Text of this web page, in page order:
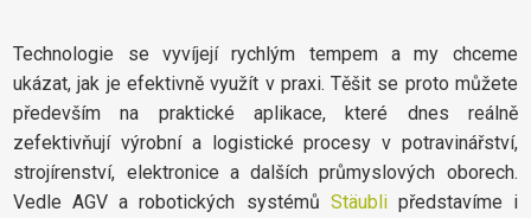
Technologie se vyvíjejí rychlým tempem a my chceme
ukázat, jak je efektivně využít v praxi. Těšit se proto můžete
především na praktické aplikace, které dnes reálně
zefektivňují výrobní a logistické procesy v potravinářství,
strojírenství, elektronice a dalších průmyslových oborech.
Vedle AGV a robotických systémů Stäublipředstavíme i